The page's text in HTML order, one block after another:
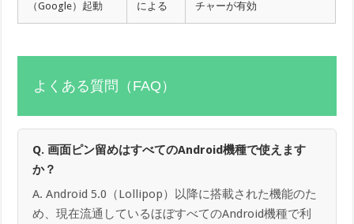
（Google）起動 による チャーが有効
よくある質問（FAQ）
Q. 画面ピン留めはすべてのAndroid機種で使えます
か？
A. Android 5.0（Lollipop）以降に搭載された機能のた
め、現在流通しているほぼすべてのAndroid機種で利